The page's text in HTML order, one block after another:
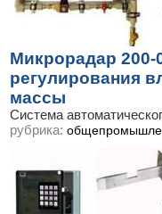
Микрорадар 200-
регулирования
массы
Система
рубрика: